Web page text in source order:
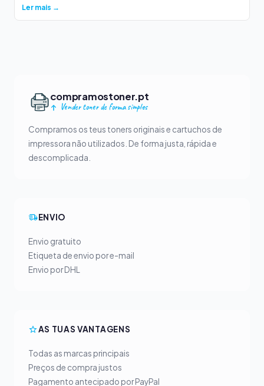
Ler mais →
compramostoner.pt
Vender toner de forma simples
Compramos os teus toners originais e cartuchos de
impressora não utilizados. De forma justa, rápida e
descomplicada.
ENVIO
Envio gratuito
Etiqueta de envio por e-mail
Envio por DHL
AS TUAS VANTAGENS
Todas as marcas principais
Preços de compra justos
Pagamento antecipado por PayPal